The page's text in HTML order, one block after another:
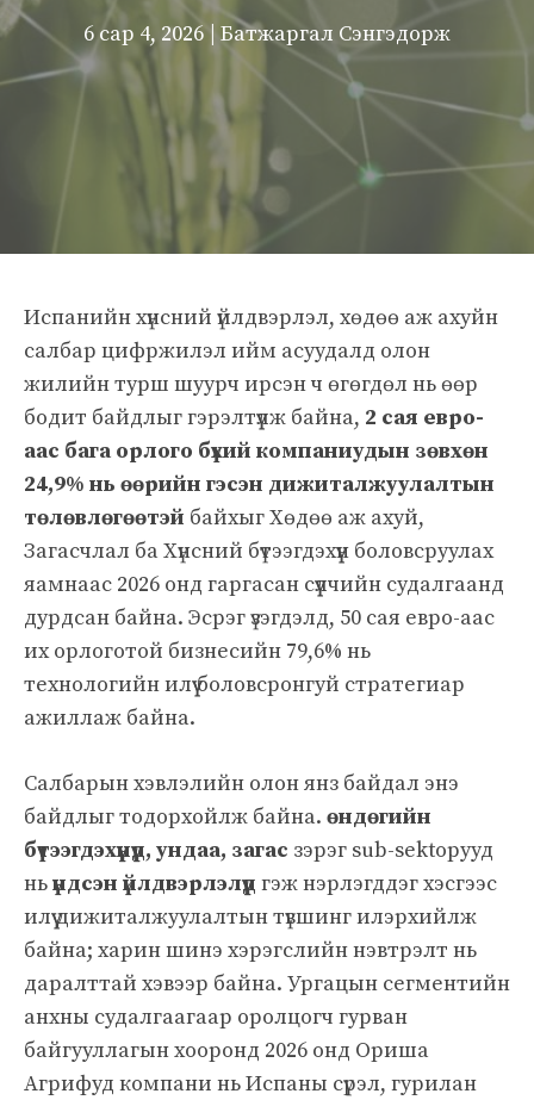
6 сар 4, 2026 | Батжаргал Сэнгэдорж
Испанийн хүнсний үйлдвэрлэл, хөдөө аж ахуйн
салбар цифржилэл ийм асуудалд олон
жилийн турш шуурч ирсэн ч өгөгдөл нь өөр
бодит байдлыг гэрэлтүүлж байна, 2 сая евро-
аас бага орлого бүхий компаниудын зөвхөн
24,9% нь өөрийн гэсэн дижиталжуулалтын
төлөвлөгөөтэй байхыг Хөдөө аж ахуй,
Загасчлал ба Хүнсний бүтээгдэхүүн боловсруулах
яамнаас 2026 онд гаргасан сүүлчийн судалгаанд
дурдсан байна. Эсрэг үзэгдэлд, 50 сая евро-аас
их орлоготой бизнесийн 79,6% нь
технологийн илүү боловсронгуй стратегиар
ажиллаж байна.
Салбарын хэвлэлийн олон янз байдал энэ
байдлыг тодорхойлж байна. өндөгийн
бүтээгдэхүүнүүд, ундаа, загас зэрэг sub-sektорууд
ньүндсэн үйлдвэрлэлүүд гэж нэрлэгддэг хэсгээс
илүү дижиталжуулалтын түвшинг илэрхийлж
байна; харин шинэ хэрэгслийн нэвтрэлт нь
даралттай хэвээр байна. Ургацын сегментийн
анхны судалгаагаар оролцогч гурван
байгууллагын хооронд 2026 онд Ориша
Агрифуд компани нь Испаны сүрэл, гурилан